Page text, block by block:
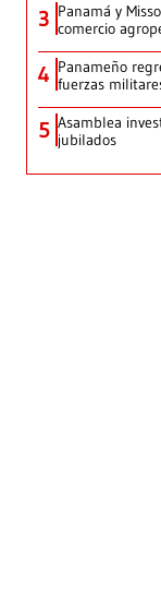
3 Panamá y
comercio
4 Panameño
fuerzas
5 Asamblea
jubilados